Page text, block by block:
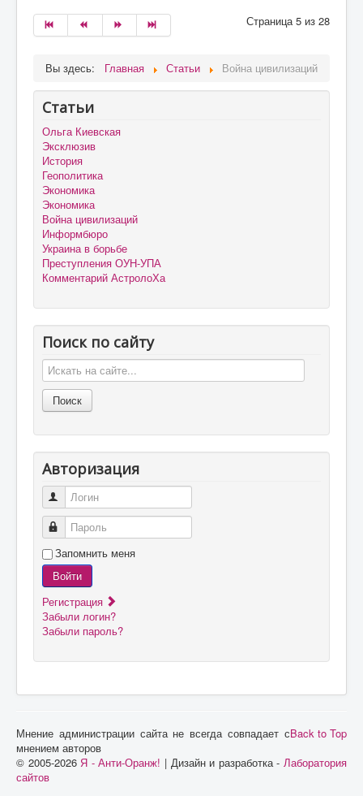
Страница 5 из 28
Вы здесь: Главная Статьи Война цивилизаций
Статьи
Ольга Киевская
Эксклюзив
История
Геополитика
Экономика
Экономика
Война цивилизаций
Информбюро
Украина в борьбе
Преступления ОУН-УПА
Комментарий АстролоХа
Поиск по сайту
Авторизация
Логин
Пароль
Запомнить меня
Войти
Регистрация
Забыли логин?
Забыли пароль?
Back to Top
Мнение администрации сайта не всегда совпадает с
мнением авторов
© 2005-2026 Я - Анти-Оранж! | Дизайн и разработка - Лаборатория
сайтов